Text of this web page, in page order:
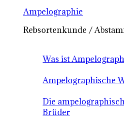
Ampelographie
Rebsortenkunde /
Was ist
Ampelographische
Die
Brüder